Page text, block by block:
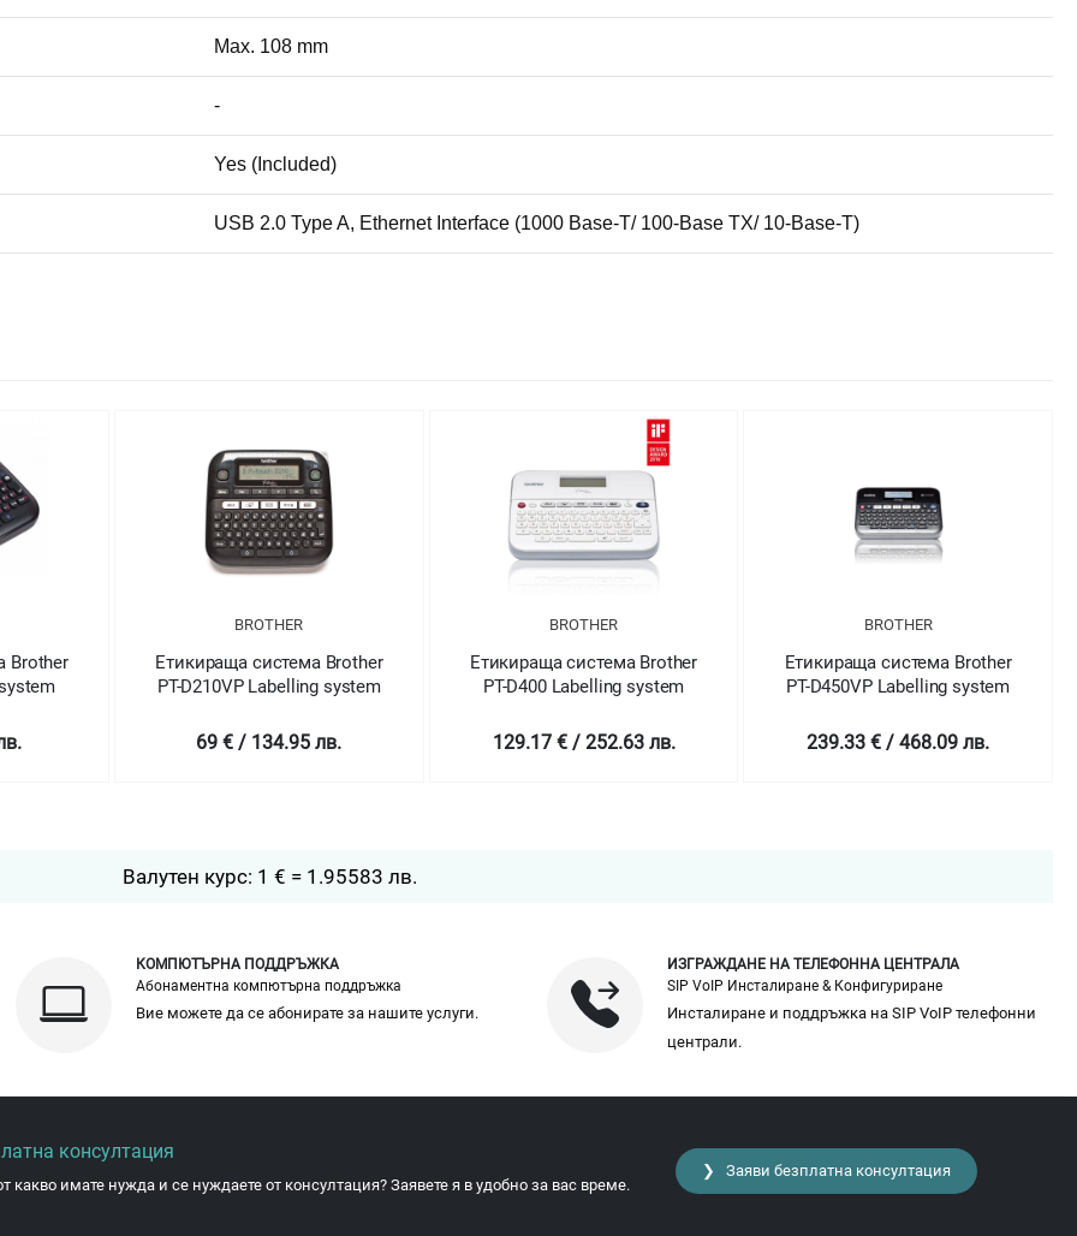
Max. 108 mm
-
Yes (Included)
USB 2.0 Type A, Ethernet Interface (1000 Base-T/ 100-Base TX/ 10-Base-T)
Brother
BROTHER
Етикираща система Brother
PT-D210VP Labelling system
69 € / 134.95 лв.
BROTHER
Етикираща система Brother
PT-D400 Labelling system
129.17 € / 252.63 лв.
BROTHER
Етикираща система Brother
PT-D450VP Labelling system
239.33 € / 468.09 лв.
Валутен курс: 1 € = 1.95583 лв.
КОМПЮТЪРНА ПОДДРЪЖКА
Абонаментна компютърна поддръжка
Вие можете да се абонирате за нашите услуги.
ИЗГРАЖДАНЕ НА ТЕЛЕФОННА ЦЕНТРАЛА
SIP VoIP Инсталиране & Конфигуриране
Инсталиране и поддръжка на SIP VoIP телефонни
централи.
консултация
какво имате нужда и се нуждаете от консултация? Заявете я в удобно за вас време.
❯ Заяви безплатна консултация